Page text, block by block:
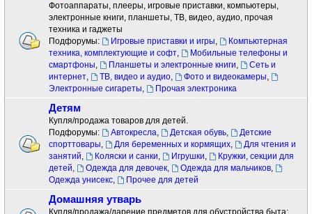
Фотоаппараты, плееры, игровые приставки, компьютеры,
электронные книги, планшеты, ТВ, видео, аудио, прочая
техника и гаджеты
Подфорумы:
Игровые приставки и игры,
Компьютерная
техника, комплектующие и софт,
Мобильные телефоны и
смартфоны, Планшеты и электронные книги,
Сеть и
интернет, ТВ, видео и аудио, Фото и видеокамеры,
Электронные сигареты, Прочая электроника
Детям
Купля/продажа товаров для детей.
Подфорумы:
Автокресла, Детская обувь,
Детские
спорттовары, Для беременных и кормящих,
Для чтения и
занятий, Коляски и санки, Игрушки,
Кружки, секции для
детей, Одежда для девочек, Одежда для мальчиков,
Одежда унисекс, Прочее для детей
Домашняя утварь
Купля/продажа/дарение предметов для обустройства быта: